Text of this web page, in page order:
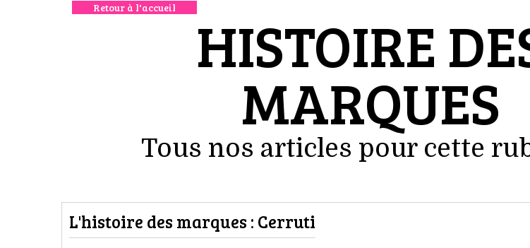
Retour à l'accueil HISTOIRE
MARQUES
Tous nos articles pour cette
L'histoire des marques : Cerruti